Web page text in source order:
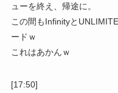
ューを終え、帰途に。
この間もInfinityと
ードｗ
これはあかんｗ
[17:50]